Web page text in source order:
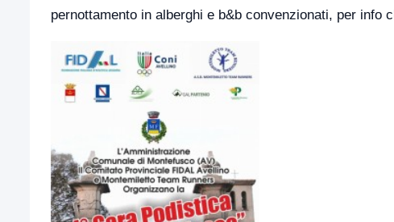
pernottamento in alberghi e b&b convenzionati, per info